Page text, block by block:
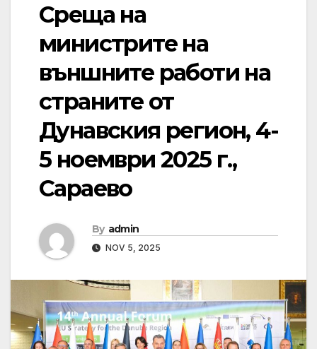
Среща на
министрите на
външните работи на
страните от
Дунавския регион, 4-
5 ноември 2025 г.,
Сараево
By admin
NOV 5, 2025